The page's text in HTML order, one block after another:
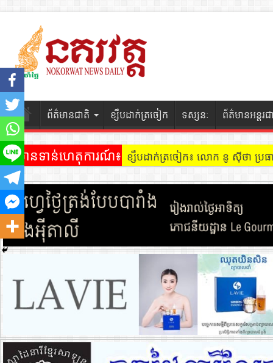
ព័ត៌មានជាតិ ខ្សឹបដាក់ត្រចៀក ទស្សនៈ ព័ត៌មានអន្តរជ
ព័ត៌មានទាន់ហេតុការណ៍៖ ខ្សឹបដាក់ត្រចៀក ៖ អគារ Sky 31